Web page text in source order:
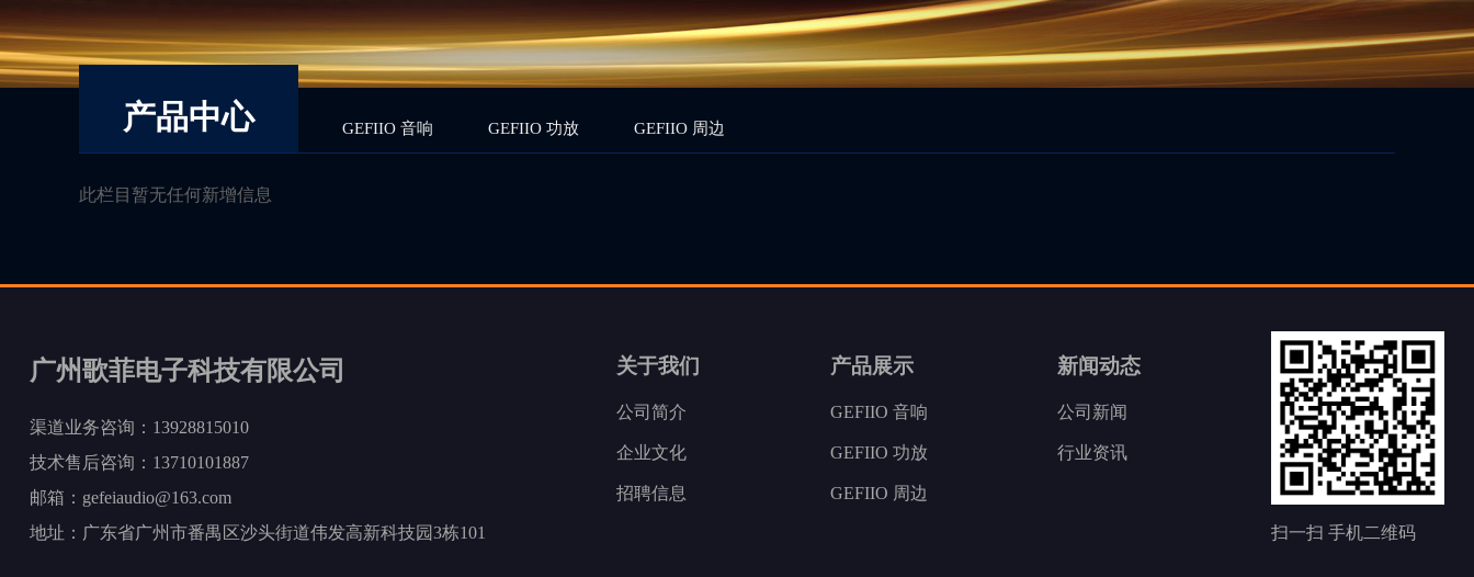
产品中心 GEFIIO 音响 GEFIIO 功放 GEFIIO 周边
此栏目暂无任何新增信息
广州歌菲电子科技有限公司
渠道业务咨询：13928815010
技术售后咨询：13710101887
邮箱：gefeiaudio@163.com
地址：广东省广州市番禺区沙头街道伟发高新科技园3栋101
关于我们
公司简介
企业文化
招聘信息
产品展示
GEFIIO 音响
GEFIIO 功放
GEFIIO 周边
新闻动态
公司新闻
行业资讯
扫一扫 手机二维码